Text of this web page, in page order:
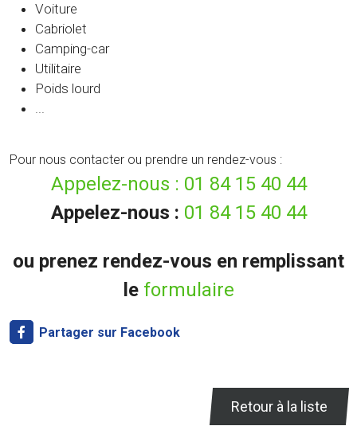
Voiture
Cabriolet
Camping-car
Utilitaire
Poids lourd
...
Pour nous contacter ou prendre un rendez-vous :
Appelez-nous : 01 84 15 40 44
Appelez-nous : 01 84 15 40 44
ou prenez rendez-vous en remplissant
le formulaire
Partager sur Facebook
Retour à la liste